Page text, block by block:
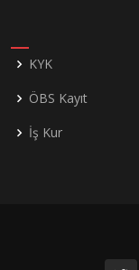
KYK
ÖBS Kayıt
İş Kur